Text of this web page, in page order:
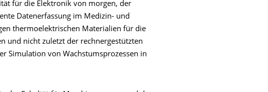
für die Elektronik von morgen, der
Datenerfassung im Medizin- und
thermoelektrischen Materialien für die
und nicht zuletzt der rechnergestützten
Simulation von Wachstumsprozessen in